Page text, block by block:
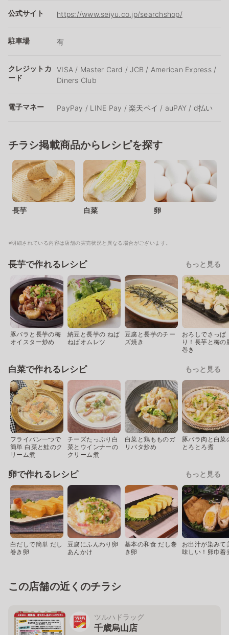
公式サイト https://www.seiyu.co.jp/searchshop/
駐車場 有
クレジットカ
ード
VISA / Master Card / JCB / American Express /
Diners Club
電子マネー PayPay / LINE Pay / 楽天ペイ / auPAY / d払い
チラシ掲載商品からレシピを探す
長芋 白菜 卵
※明細されている内容は店舗の実売状況と異なる場合がございます。
長芋で作れるレシピ もっと見る
豚バラと長芋の梅
オイスター炒め
納豆と長芋の ねば
ねばオムレツ
豆腐と長芋のチー
ズ焼き
おろしでさっぱ
り！長芋と梅の
巻き
白菜で作れるレシピ もっと見る
フライパン一つで
簡単 白菜と鮭のク
リーム煮
チーズたっぷり白
菜とウインナーの
クリーム煮
白菜と鶏もものガ
リバタ炒め
豚バラ肉と白菜
とろとろ煮
卵で作れるレシピ もっと見る
白だしで簡単 だし
巻き卵
豆腐にふんわり卵
あんかけ
基本の和食 だし巻
き卵
お出汁が染みて
味しい！卵巾着
この店舗の近くのチラシ
ツルハドラッグ
千歳烏山店